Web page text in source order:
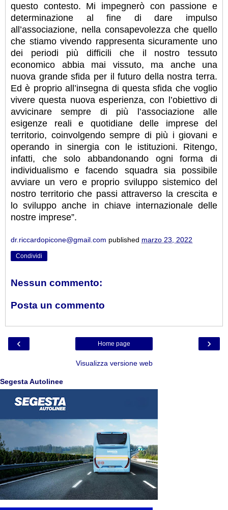
questo contesto. Mi impegnerò con passione e
determinazione al fine di dare impulso
all’associazione, nella consapevolezza che quello
che stiamo vivendo rappresenta sicuramente uno
dei periodi più difficili che il nostro tessuto
economico abbia mai vissuto, ma anche una
nuova grande sfida per il futuro della nostra terra.
Ed è proprio all’insegna di questa sfida che voglio
vivere questa nuova esperienza, con l’obiettivo di
avvicinare sempre di più l’associazione alle
esigenze reali e quotidiane delle imprese del
territorio, coinvolgendo sempre di più i giovani e
operando in sinergia con le istituzioni. Ritengo,
infatti, che solo abbandonando ogni forma di
individualismo e facendo squadra sia possibile
avviare un vero e proprio sviluppo sistemico del
nostro territorio che passi attraverso la crescita e
lo sviluppo anche in chiave internazionale delle
nostre imprese”.
dr.riccardopicone@gmail.com published marzo 23, 2022
Condividi
Nessun commento:
Posta un commento
‹ ›
Home page
Visualizza versione web
Segesta Autolinee